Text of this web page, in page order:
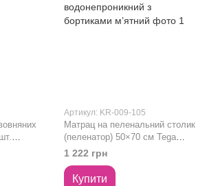
Артикул: KR-009-105
Матрац на пеленальний столик
(пеленатор) 50×70 см Tega
Baby Зайчики водонепроникний
з бортиками м’ятний
1 222 грн
Купити